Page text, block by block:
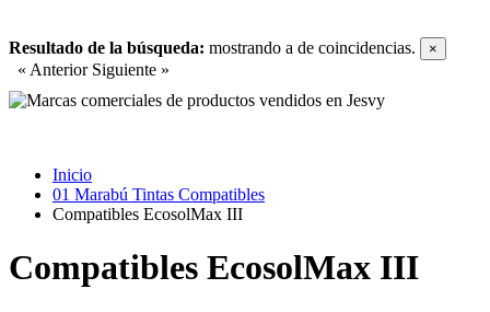
Resultado de la búsqueda: mostrando a de coincidencias. ×
« Anterior Siguiente »
Inicio
01 Marabú Tintas Compatibles
Compatibles EcosolMax III
Compatibles EcosolMax III